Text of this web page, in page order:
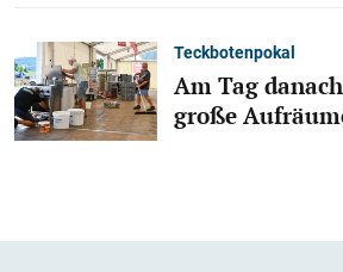
Teckbotenpokal
Am Tag
große